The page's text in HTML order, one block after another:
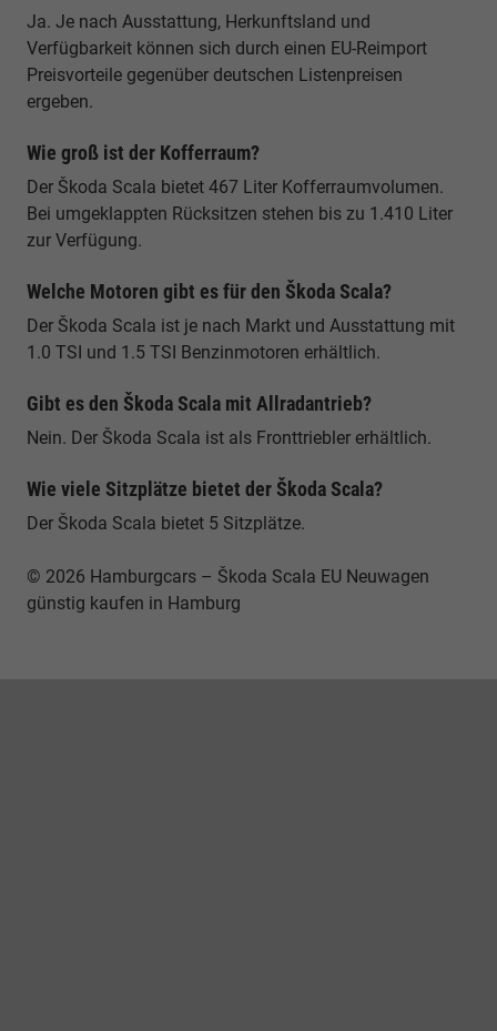
Ja. Je nach Ausstattung, Herkunftsland und
Verfügbarkeit können sich durch einen EU-Reimport
Preisvorteile gegenüber deutschen Listenpreisen
ergeben.
Wie groß ist der Kofferraum?
Der Škoda Scala bietet 467 Liter Kofferraumvolumen.
Bei umgeklappten Rücksitzen stehen bis zu 1.410 Liter
zur Verfügung.
Welche Motoren gibt es für den Škoda Scala?
Der Škoda Scala ist je nach Markt und Ausstattung mit
1.0 TSI und 1.5 TSI Benzinmotoren erhältlich.
Gibt es den Škoda Scala mit Allradantrieb?
Nein. Der Škoda Scala ist als Fronttriebler erhältlich.
Wie viele Sitzplätze bietet der Škoda Scala?
Der Škoda Scala bietet 5 Sitzplätze.
© 2026 Hamburgcars – Škoda Scala EU Neuwagen
günstig kaufen in Hamburg